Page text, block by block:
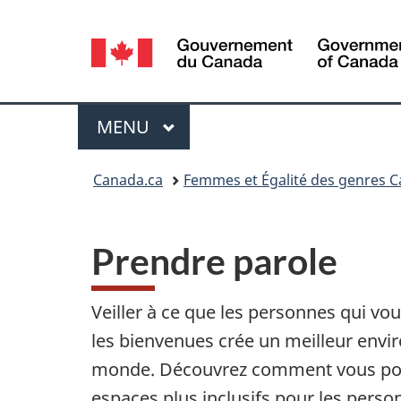
Sélection
de
la
langue
Menu
MENU PRINCIPAL
Canada.ca Femmes et Égalité des genres
Prendre parole
Veiller à ce que les personnes qui
les bienvenues crée un meilleur
monde. Découvrez comment vous